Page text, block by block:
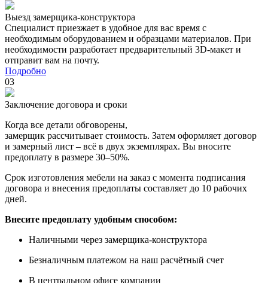
Выезд замерщика-конструктора
Специалист приезжает в удобное для вас время с
необходимым оборудованием и образцами материалов. При
необходимости разработает предварительный 3D-макет и
отправит вам на почту.
Подробно
03
Заключение договора и сроки
Когда все детали обговорены,
замерщик рассчитывает стоимость. Затем оформляет договор
и замерный лист – всё в двух экземплярах. Вы вносите
предоплату в размере 30–50%.
Срок изготовления мебели на заказ с момента подписания
договора и внесения предоплаты составляет до 10 рабочих
дней.
Внесите предоплату удобным способом:
Наличными через замерщика-конструктора
Безналичным платежом на наш расчётный счет
В центральном офисе компании